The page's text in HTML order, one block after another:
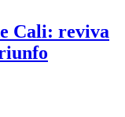
Cali: reviva